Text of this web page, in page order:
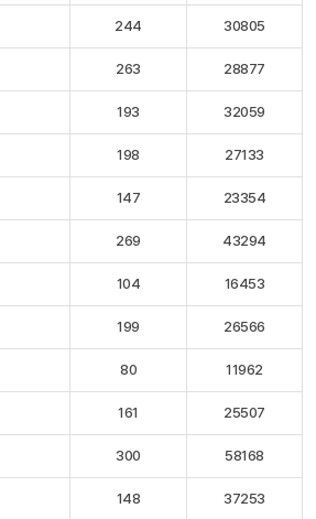
244 30805
263 28877
193 32059
198 27133
147 23354
269 43294
104 16453
199 26566
80 11962
161 25507
300 58168
148 37253